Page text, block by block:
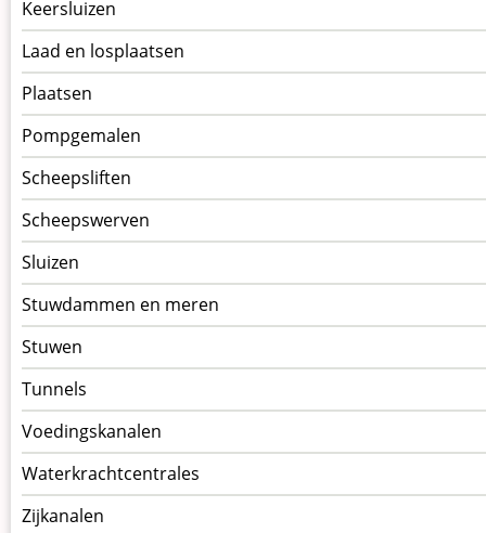
Keersluizen
Laad en losplaatsen
Plaatsen
Pompgemalen
Scheepsliften
Scheepswerven
Sluizen
Stuwdammen en meren
Stuwen
Tunnels
Voedingskanalen
Waterkrachtcentrales
Zijkanalen